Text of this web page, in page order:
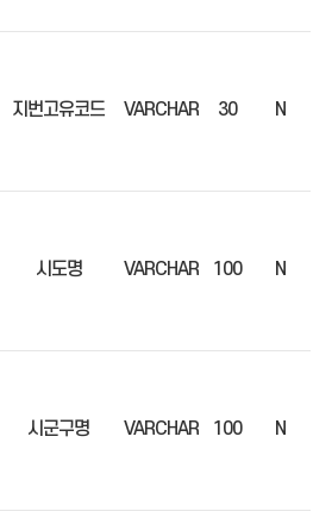
지번고유코드 VARCHAR 30 N
시도명 VARCHAR 100 N
시군구명 VARCHAR 100 N